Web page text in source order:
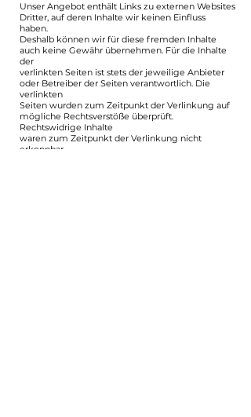
Unser Angebot enthält Links zu externen Websites
Dritter, auf deren Inhalte wir keinen Einfluss
haben.
Deshalb können wir für diese fremden Inhalte
auch keine Gewähr übernehmen. Für die Inhalte
der
verlinkten Seiten ist stets der jeweilige Anbieter
oder Betreiber der Seiten verantwortlich. Die
verlinkten
Seiten wurden zum Zeitpunkt der Verlinkung auf
mögliche Rechtsverstöße überprüft.
Rechtswidrige Inhalte
waren zum Zeitpunkt der Verlinkung nicht
erkennbar.